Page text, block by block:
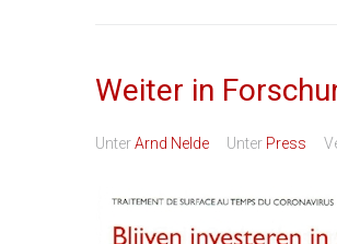
Weiter in
UnterArnd Nelde Unter Press